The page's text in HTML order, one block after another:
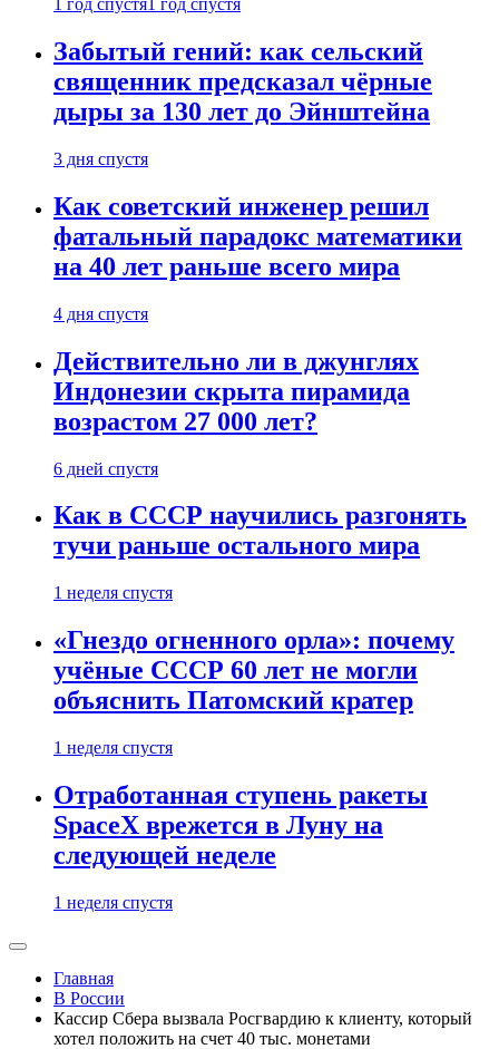
1 год спустя 1 год спустя
Забытый гений: как сельский
священник предсказал чёрные
дыры за 130 лет до Эйнштейна
3 дня спустя
Как советский инженер решил
фатальный парадокс математики
на 40 лет раньше всего мира
4 дня спустя
Действительно ли в джунглях
Индонезии скрыта пирамида
возрастом 27 000 лет?
6 дней спустя
Как в СССР научились разгонять
тучи раньше остального мира
1 неделя спустя
«Гнездо огненного орла»: почему
учёные СССР 60 лет не могли
объяснить Патомский кратер
1 неделя спустя
Отработанная ступень ракеты
SpaceX врежется в Луну на
следующей неделе
1 неделя спустя
Главная
В России
Кассир Сбера вызвала Росгвардию к клиенту, который
хотел положить на счет 40 тыс. монетами